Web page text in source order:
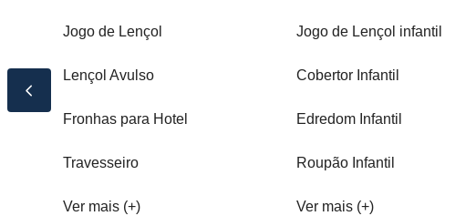
Jogo de Lençol
Lençol Avulso
Fronhas para Hotel
Travesseiro
Ver mais (+)
Jogo de Lençol infantil
Cobertor Infantil
Edredom Infantil
Roupão Infantil
Ver mais (+)